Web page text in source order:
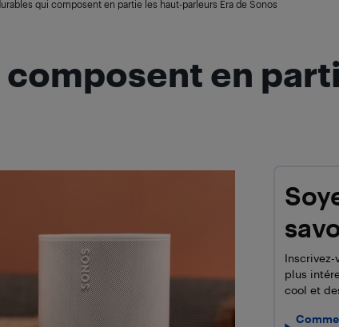
qui composent en partie les haut-parleurs Era de Sonos
en
Inscrivez-
plus
cool et